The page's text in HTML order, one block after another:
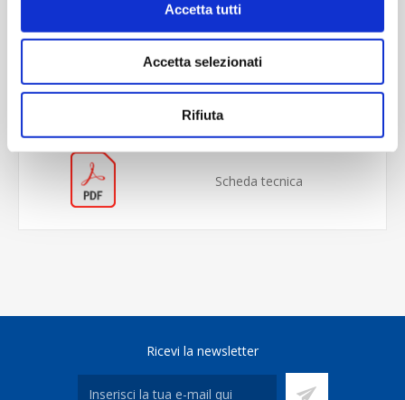
Accetta tutti
Accetta selezionati
Rifiuta
REVIEWS
CONTACT US
Scheda tecnica
Ricevi la newsletter